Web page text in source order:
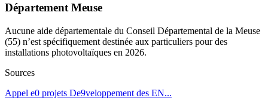
Département Meuse
Aucune aide départementale du Conseil Départemental de la Meuse
(55) n’est spécifiquement destinée aux particuliers pour des
installations photovoltaïques en 2026.
Sources
Appel e0 projets De9veloppement des EN...